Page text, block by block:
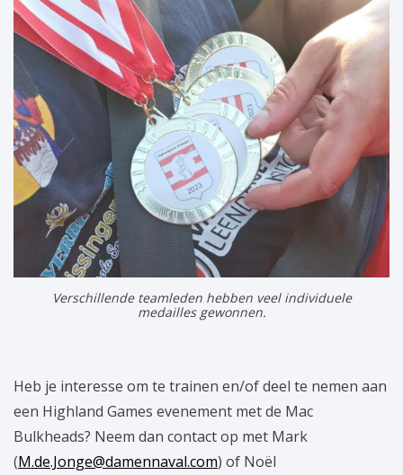
Verschillende teamleden hebben veel individuele
medailles gewonnen.
Heb je interesse om te trainen en/of deel te nemen aan
een Highland Games evenement met de Mac
Bulkheads? Neem dan contact op met Mark
(M.de.Jonge@damennaval.com) of Noël